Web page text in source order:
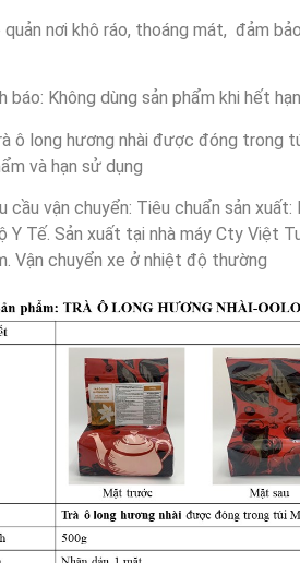
quản nơi khô ráo, thoáng mát, đảm
báo: Không dùng sản phẩm khi hết
ô long hương nhài được đóng trong
và hạn sử dụng
cầu vận chuyển: Tiêu chuẩn sản
Tế. Sản xuất tại nhà máy Cty Việt
Vận chuyển xe ở nhiệt độ thường